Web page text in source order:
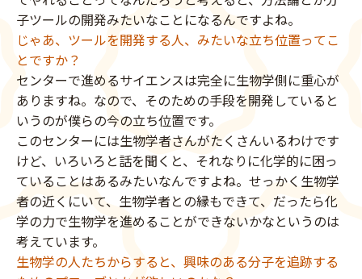
子ツールの開発みたいなことになるんですよね。
じゃあ、ツールを開発する人、みたいな立ち位置ってこ
とですか？
センターで進めるサイエンスは完全に生物学側に重心が
ありますね。なので、そのための手段を開発していると
いうのが僕らの今の立ち位置です。
このセンターには生物学者さんがたくさんいるわけです
けど、いろいろと話を聞くと、それなりに化学的に困っ
ていることはあるみたいなんですよね。せっかく生物学
者の近くにいて、生物学者との縁もできて、だったら化
学の力で生物学を進めることができないかなというのは
考えています。
生物学の人たちからすると、興味のある分子を追跡する